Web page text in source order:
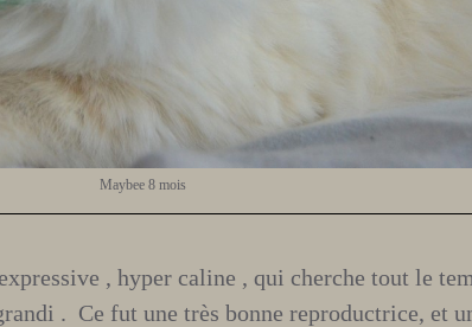
Maybee 8 mois
, hyper caline , qui cherche tout le
. Ce fut une très bonne reproductrice, et